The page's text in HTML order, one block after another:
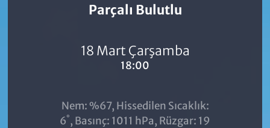
Parçalı Bulutlu
18 Mart Çarşamba
18:00
Nem: %67, Hissedilen Sıcaklık:
6°, Basınç: 1011 hPa, Rüzgar: 19